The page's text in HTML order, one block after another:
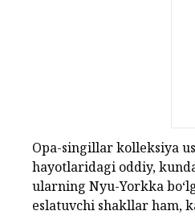
Opa-singillar kolleksiya
hayotlaridagi oddiy,
ularning Nyu-Yorkka
eslatuvchi shakllar ham,